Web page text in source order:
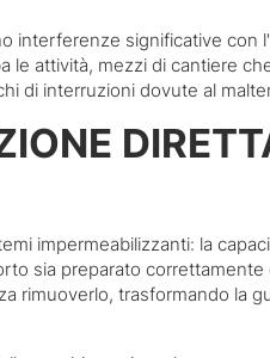
interferenze significative con
le attività, mezzi di cantiere
di interruzioni dovute al
impermeabilizzanti: la
sia preparato correttamente
rimuoverlo, trasformando la